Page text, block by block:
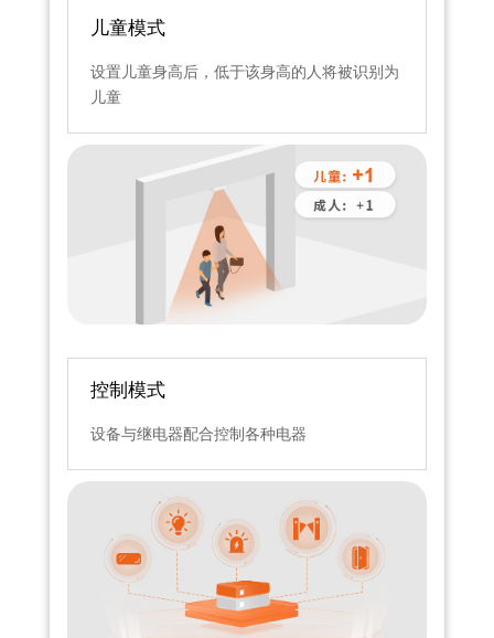
儿童模式
设置儿童身高后，低于该身高的人将被识别为
儿童
控制模式
设备与继电器配合控制各种电器